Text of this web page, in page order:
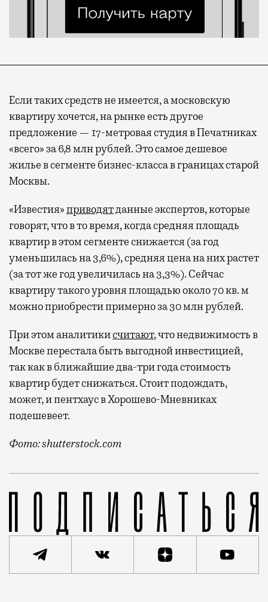
Если таких средств не имеется, а московскую
квартиру хочется, на рынке есть другое
предложение — 17-метровая студия в Печатниках
«всего» за 6,8 млн рублей. Это самое дешевое
жилье в сегменте бизнес-класса в границах старой
Москвы.
«Известия»приводятданные экспертов, которые
говорят, что в то время, когда средняя площадь
квартир в этом сегменте снижается (за год
уменьшилась на 3,6%), средняя цена на них растет
(за тот же год увеличилась на 3,3%). Сейчас
квартиру такого уровня площадью около 70 кв. м
можно приобрести примерно за 30 млн рублей.
При этом аналитикисчитают, что недвижимость в
Москве перестала быть выгодной инвестицией,
так как в ближайшие два-три года стоимость
квартир будет снижаться. Стоит подождать,
может, и пентхаус в Хорошево-Мневниках
подешевеет.
Фото: shutterstock.com
За 232,4 млн рублей можно приобрести первичное